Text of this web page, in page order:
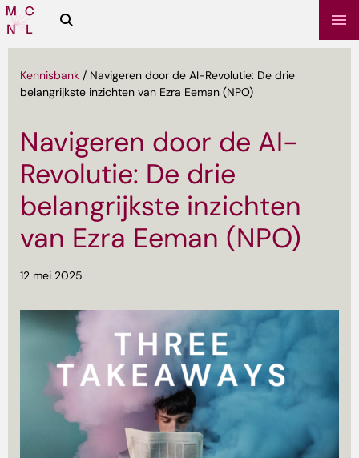
Media
Campus
Zoeken
Kennisbank / Navigeren door de AI-Revolutie: De drie
belangrijkste inzichten van Ezra Eeman (NPO)
Navigeren door de AI-
Revolutie: De drie
belangrijkste inzichten
van Ezra Eeman (NPO)
12 mei 2025